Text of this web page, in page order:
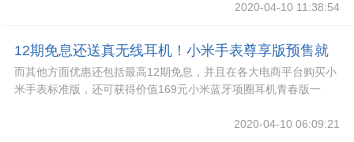
2020-04-10 11:38:54
12期免息还送真无线耳机！小米手表尊享版预售就
跳水？
而其他方面优惠还包括最高12期免息，并且在各大电商平台购买小
米手表标准版，还可获得价值169元小米蓝牙项圈耳机青春版一
2020-04-10 06:09:21